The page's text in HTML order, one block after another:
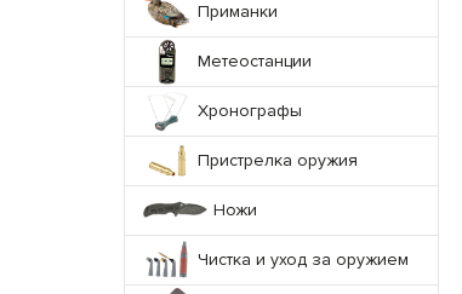
Приманки
Метеостанции
Хронографы
Пристрелка оружия
Ножи
Чистка и уход за оружием